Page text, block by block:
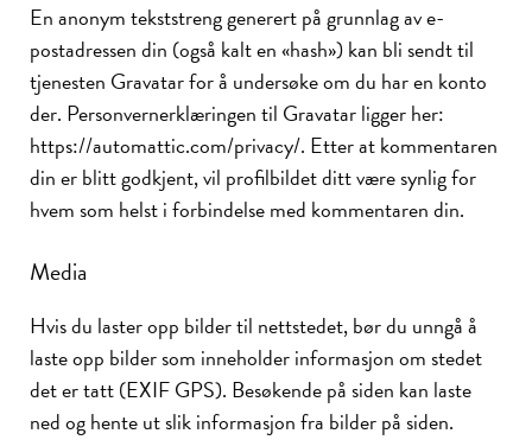
En anonym tekststreng generert på grunnlag av e-
postadressen din (også kalt en «hash») kan bli sendt til
tjenesten Gravatar for å undersøke om du har en konto
der. Personvernerklæringen til Gravatar ligger her:
https://automattic.com/privacy/. Etter at kommentaren
din er blitt godkjent, vil profilbildet ditt være synlig for
hvem som helst i forbindelse med kommentaren din.
Media
Hvis du laster opp bilder til nettstedet, bør du unngå å
laste opp bilder som inneholder informasjon om stedet
det er tatt (EXIF GPS). Besøkende på siden kan laste
ned og hente ut slik informasjon fra bilder på siden.